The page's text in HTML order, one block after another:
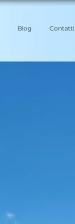
Blog Contatti